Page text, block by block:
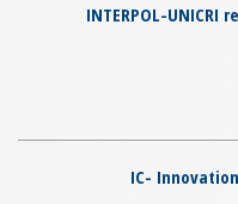
INTERPOL-
IC-